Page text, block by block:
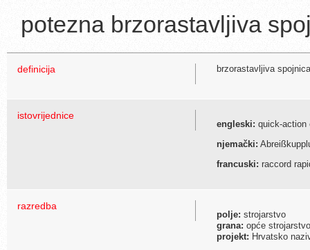
potezna brzorastavljiva
definicija brzorastavljiva
istovrijednice
engleski: quick-action
njemački:
francuski: raccord
razredba
polje: strojarstvo
grana: opće
projekt: Hrvatsko